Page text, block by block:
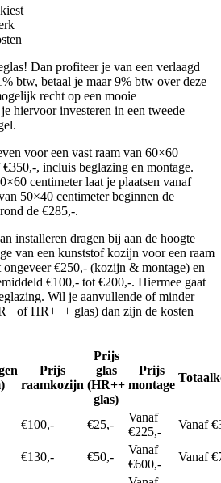
Dan profiteer je van een verlaagd
btw, betaal je maar 9% btw over deze
recht op een mooie
hiervoor investeren in een tweede
voor een vast raam van 60×60
, incluis beglazing en montage.
centimeter laat je plaatsen vanaf
50×40 centimeter beginnen de
de €285,-.
installeren dragen bij aan de hoogte
van een kunststof kozijn voor een raam
€250,- (kozijn & montage) en
€100,- tot €200,-. Hiermee gaat
Wil je aanvullende of minder
of HR+++ glas) dan zijn de kosten
Prijs
raamkozijn
Prijs
glas
(HR++
glas)
Prijs
montage
€100,- €25,-
Vanaf
€225,-
Vanaf
€130,- €50,-
Vanaf
€600,-
Vanaf